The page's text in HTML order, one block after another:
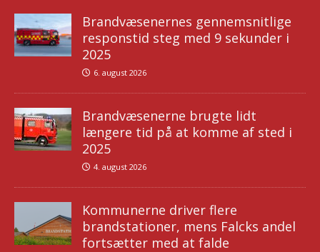
Brandvæsenernes gennemsnitlige
responstid steg med 9 sekunder i
2025
6. august 2026
Brandvæsenerne brugte lidt
længere tid på at komme af sted i
2025
4. august 2026
Kommunerne driver flere
brandstationer, mens Falcks andel
fortsætter med at falde